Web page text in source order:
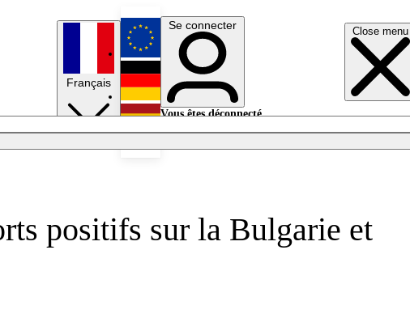
Close menu
Français
English
Deutsch
Se connecter
Vous êtes déconnecté.
positifs sur la Bulgarie et